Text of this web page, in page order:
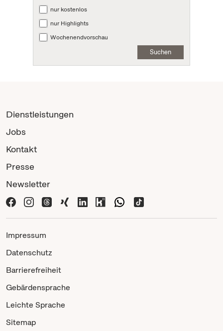
nur kostenlos
nur Highlights
Wochenendvorschau
Suchen
Dienstleistungen
Jobs
Kontakt
Presse
Newsletter
Impressum
Datenschutz
Barrierefreiheit
Gebärdensprache
Leichte Sprache
Sitemap